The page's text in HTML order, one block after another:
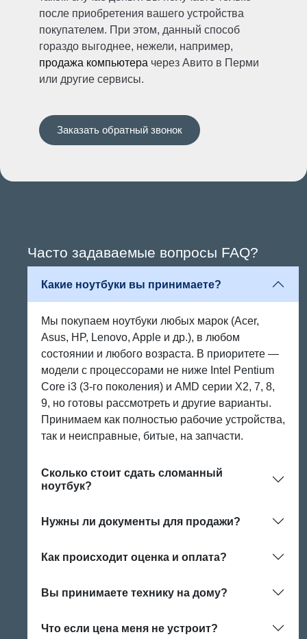
после приобретения вашего устройства
покупателем. При этом, данный способ
гораздо выгоднее, нежели, например,
продажа компьютера через Авито в Перми
или другие сервисы.
Заказать обратный звонок
Часто задаваемые вопросы FAQ?
Какие ноутбуки вы принимаете?
Мы покупаем ноутбуки любых марок (Acer,
Asus, HP, Lenovo, Apple и др.), в любом
состоянии и любого возраста. В приоритете —
модели с процессорами не ниже Intel Pentium
Core i3 (3-го поколения) и AMD серии X2, 7, 8,
9, но готовы рассмотреть и другие варианты.
Принимаем как полностью рабочие устройства,
так и неисправные, битые, на запчасти.
Сколько стоит сдать сломанный
ноутбук?
Нужны ли документы для продажи?
Как происходит оценка и оплата?
Вы принимаете технику на дому?
Что если цена меня не устроит?